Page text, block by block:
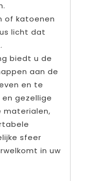
of katoenen
licht dat
biedt u de
aan de
en te
gezellige
materialen,
sfeer
in uw